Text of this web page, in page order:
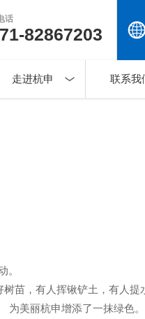
话
82867203
走进杭申 联系我
。
苗，有人挥锹铲土，有人提
美丽杭申增添了一抹绿色。